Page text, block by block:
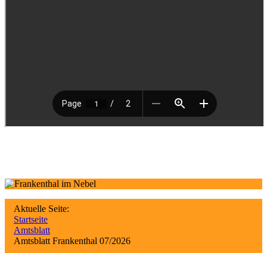
Aktuelle Seite:
Startseite
Amtsblatt
Amtsblatt Frankenthal 07/2026